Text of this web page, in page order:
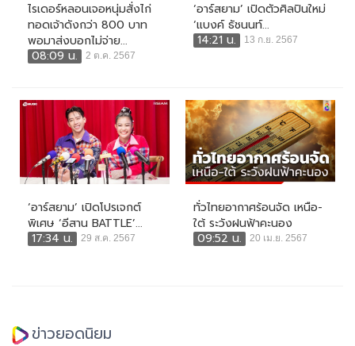
ไรเดอร์หลอนเจอหนุ่มสั่งไก่
ทอดเจ้าดังกว่า 800 บาท
พอมาส่งบอกไม่จ่าย...
08:09 น.
2 ต.ค. 2567
‘อาร์สยาม’ เปิดตัวศิลปินใหม่
‘แบงค์ ธัชนนท์...
14:21 น.
13 ก.ย. 2567
‘อาร์สยาม’ เปิดโปรเจกต์
พิเศษ ‘อีสาน BATTLE’...
17:34 น.
29 ส.ค. 2567
ทั่วไทยอากาศร้อนจัด เหนือ-
ใต้ ระวังฝนฟ้าคะนอง
09:52 น.
20 เม.ย. 2567
ข่าวยอดนิยม